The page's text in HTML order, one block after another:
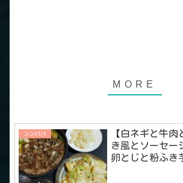
シンパパ
【白ネギと牛
き風とソーセー
卵とじと粉ふき